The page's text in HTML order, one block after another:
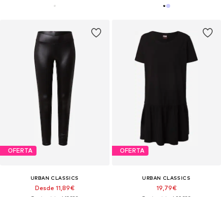
OFERTA
URBAN CLASSICS
Desde 11,89€
OFERTA
URBAN CLASSICS
19,79€